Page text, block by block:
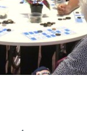
grenade